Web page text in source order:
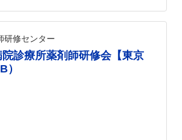
研修センター
診療所薬剤師研修会【東京
）